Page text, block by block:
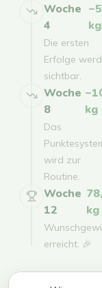
Woche
4
−5
kg
Die ersten
Erfolge
sichtbar.
Woche
8
kg
Das
wird zur
Routine.
Woche
12
kg
erreicht. 🎉